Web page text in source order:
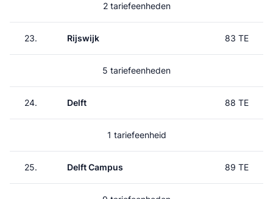
2 tariefeenheden
23. Rijswijk 83 TE
5 tariefeenheden
24. Delft 88 TE
1 tariefeenheid
25. Delft Campus 89 TE